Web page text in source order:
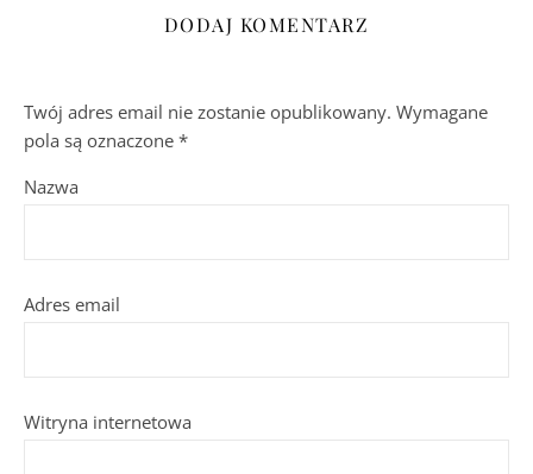
DODAJ KOMENTARZ
Twój adres email nie zostanie opublikowany. Wymagane
pola są oznaczone *
Nazwa
Adres email
Witryna internetowa